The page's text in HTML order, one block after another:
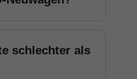
schlechter als